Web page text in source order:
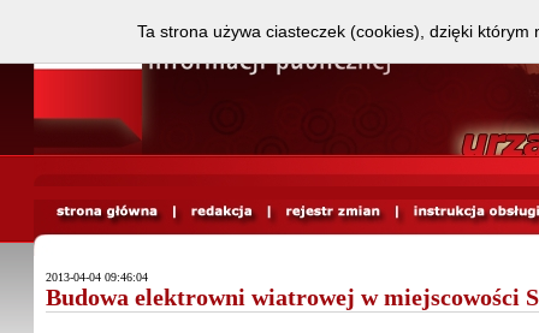
2013-04-04 09:46:04
Budowa elektrowni wiatrowej w miejscowości
Ta strona używa ciasteczek (cookies), dzięki którym